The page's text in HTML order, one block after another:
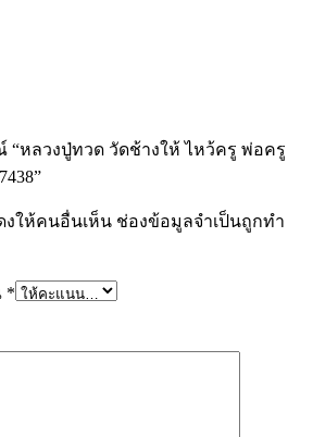
“หลวงปู่ทวด วัดช้างให้ ไหว้ครู พ่อครู
งให้คนอื่นเห็น ช่องข้อมูลจำเป็นถูกทำ
*